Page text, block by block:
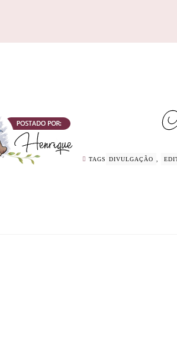
TAGS DIVULGAÇÃO ,